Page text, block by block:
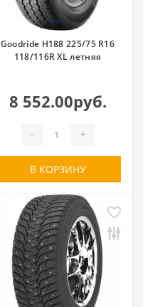
Goodride H188 225/75 R16
118/116R XL летняя
8 552.00руб.
- +
В КОРЗИНУ